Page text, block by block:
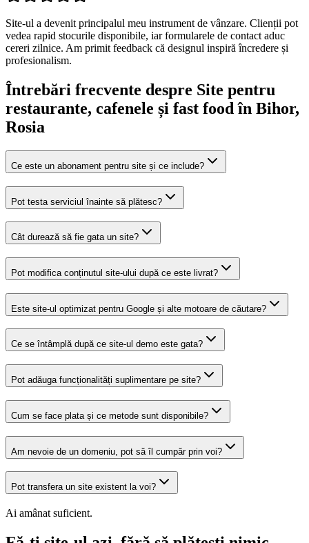
Site-ul a devenit principalul meu instrument de vânzare. Clienții pot
vedea rapid stocurile disponibile, iar formularele de contact aduc
cereri zilnice. Am primit feedback că designul inspiră încredere și
profesionalism.
Întrebări frecvente despre Site pentru
restaurante, cafenele și fast food în Bihor,
Rosia
Ce este un abonament pentru site și ce include?
Pot testa serviciul înainte să plătesc?
Cât durează să fie gata un site?
Pot modifica conținutul site-ului după ce este livrat?
Este site-ul optimizat pentru Google și alte motoare de căutare?
Ce se întâmplă după ce site-ul demo este gata?
Pot adăuga funcționalități suplimentare pe site?
Cum se face plata și ce metode sunt disponibile?
Am nevoie de un domeniu, pot să îl cumpăr prin voi?
Pot transfera un site existent la voi?
Ai amânat suficient.